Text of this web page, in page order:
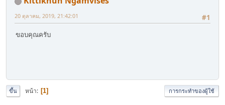
#1
20 ตุลาคม, 2019, 21:42:01
ขอบคุณครับ
ขึ้น หน้า 1 การกระทำของผู้ใช้